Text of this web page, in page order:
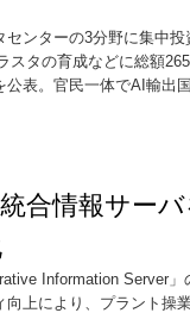
ンターの3分野に集中
スタの育成などに総額
表。官民一体でAI輸出
合情報サー
Information Server
上により、プラント操